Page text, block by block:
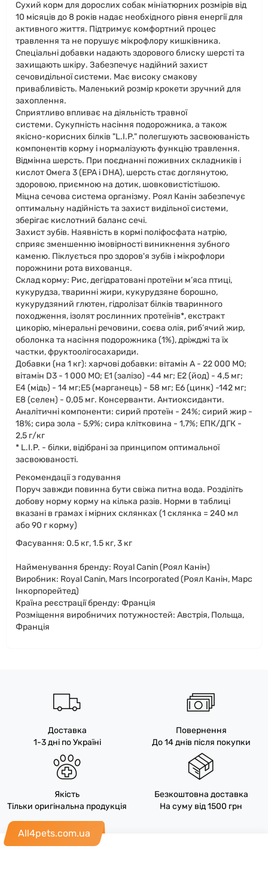
Сухий корм для дорослих собак мініатюрних розмірів від
10 місяців до 8 років надає необхідного рівня енергії для
активного життя. Підтримує комфортний процес
травлення та не порушує мікрофлору кишківника.
Спеціальні добавки надають здорового блиску шерсті та
захищають шкіру. Забезпечує надійний захист
сечовидільної системи. Має високу смакову
привабливість. Маленький розмір крокети зручний для
захоплення.
Сприятливо впливає на діяльність травної
системи. Сукупність насіння подорожника, а також
якісно-корисних білків "L.I.P." полегшують засвоюваність
компонентів корму і нормалізують функцію травлення.
Відмінна шерсть. При поєднанні поживних складників і
кислот Омега 3 (EPA і DHA), шерсть стає доглянутою,
здоровою, приємною на дотик, шовковистістішою.
Міцна сечова система організму. Роял Канін забезпечує
оптимальну надійність та захист видільної системи,
зберігає кислотний баланс сечі.
Захист зубів. Наявність в кормі поліфосфата натрію,
сприяє зменшенню імовірності виникнення зубного
каменю. Піклується про здоров'я зубів і мікрофлори
порожнини рота вихованця.
Склад корму: Рис, дегідратовані протеїни м’яса птиці,
кукурудза, тваринні жири, кукурудзяне борошно,
кукурудзяний глютен, гідролізат білків тваринного
походження, ізолят рослинних протеїнів*, екстракт
цикорію, мінеральні речовини, соєва олія, риб’ячий жир,
оболонка та насіння подорожника (1%), дріжджі та їх
частки, фруктоолiгосахариди.
Добавки (на 1 кг): харчові добавки: вітамін A - 22 000 MO;
вітамін D3 - 1 000 MO; E1 (залiзо) -44 мг; E2 (йод) - 4,5 мг;
E4 (мiдь) - 14 мг;E5 (марганець) - 58 мг; E6 (цинк) -142 мг;
E8 (селен) - 0,05 мг. Консерванти. Aнтиоксиданти.
Аналітичні компоненти: сирий протеїн - 24%; сирий жир -
18%; сира зола - 5,9%; сира клітковина - 1,7%; ЕПК/ДГК -
2,5 г/кг
* L.I.P. - білки, відібрані за принципом оптимальної
засвоюваності.
Рекомендації з годування
Поруч завжди повинна бути свіжа питна вода. Розділіть
добову норму корму на кілька разів. Норми в таблиці
вказані в грамах і мірних склянках (1 склянка = 240 мл
або 90 г корму)
Фасування: 0.5 кг, 1.5 кг, 3 кг
Найменування бренду: Royal Canin (Роял Канін)
Виробник: Royal Canin, Mars Incorporated (Роял Канін, Марс
Інкорпорейтед)
Країна реєстрації бренду: Франція
Розміщення виробничих потужностей: Австрія, Польща,
Франція
Доставка
1-3 дні по Україні
Повернення
До 14 днів після покупки
Якість
Тільки оригінальна продукція
Безкоштовна доставка
На суму від 1500 грн
All4pets.com.ua